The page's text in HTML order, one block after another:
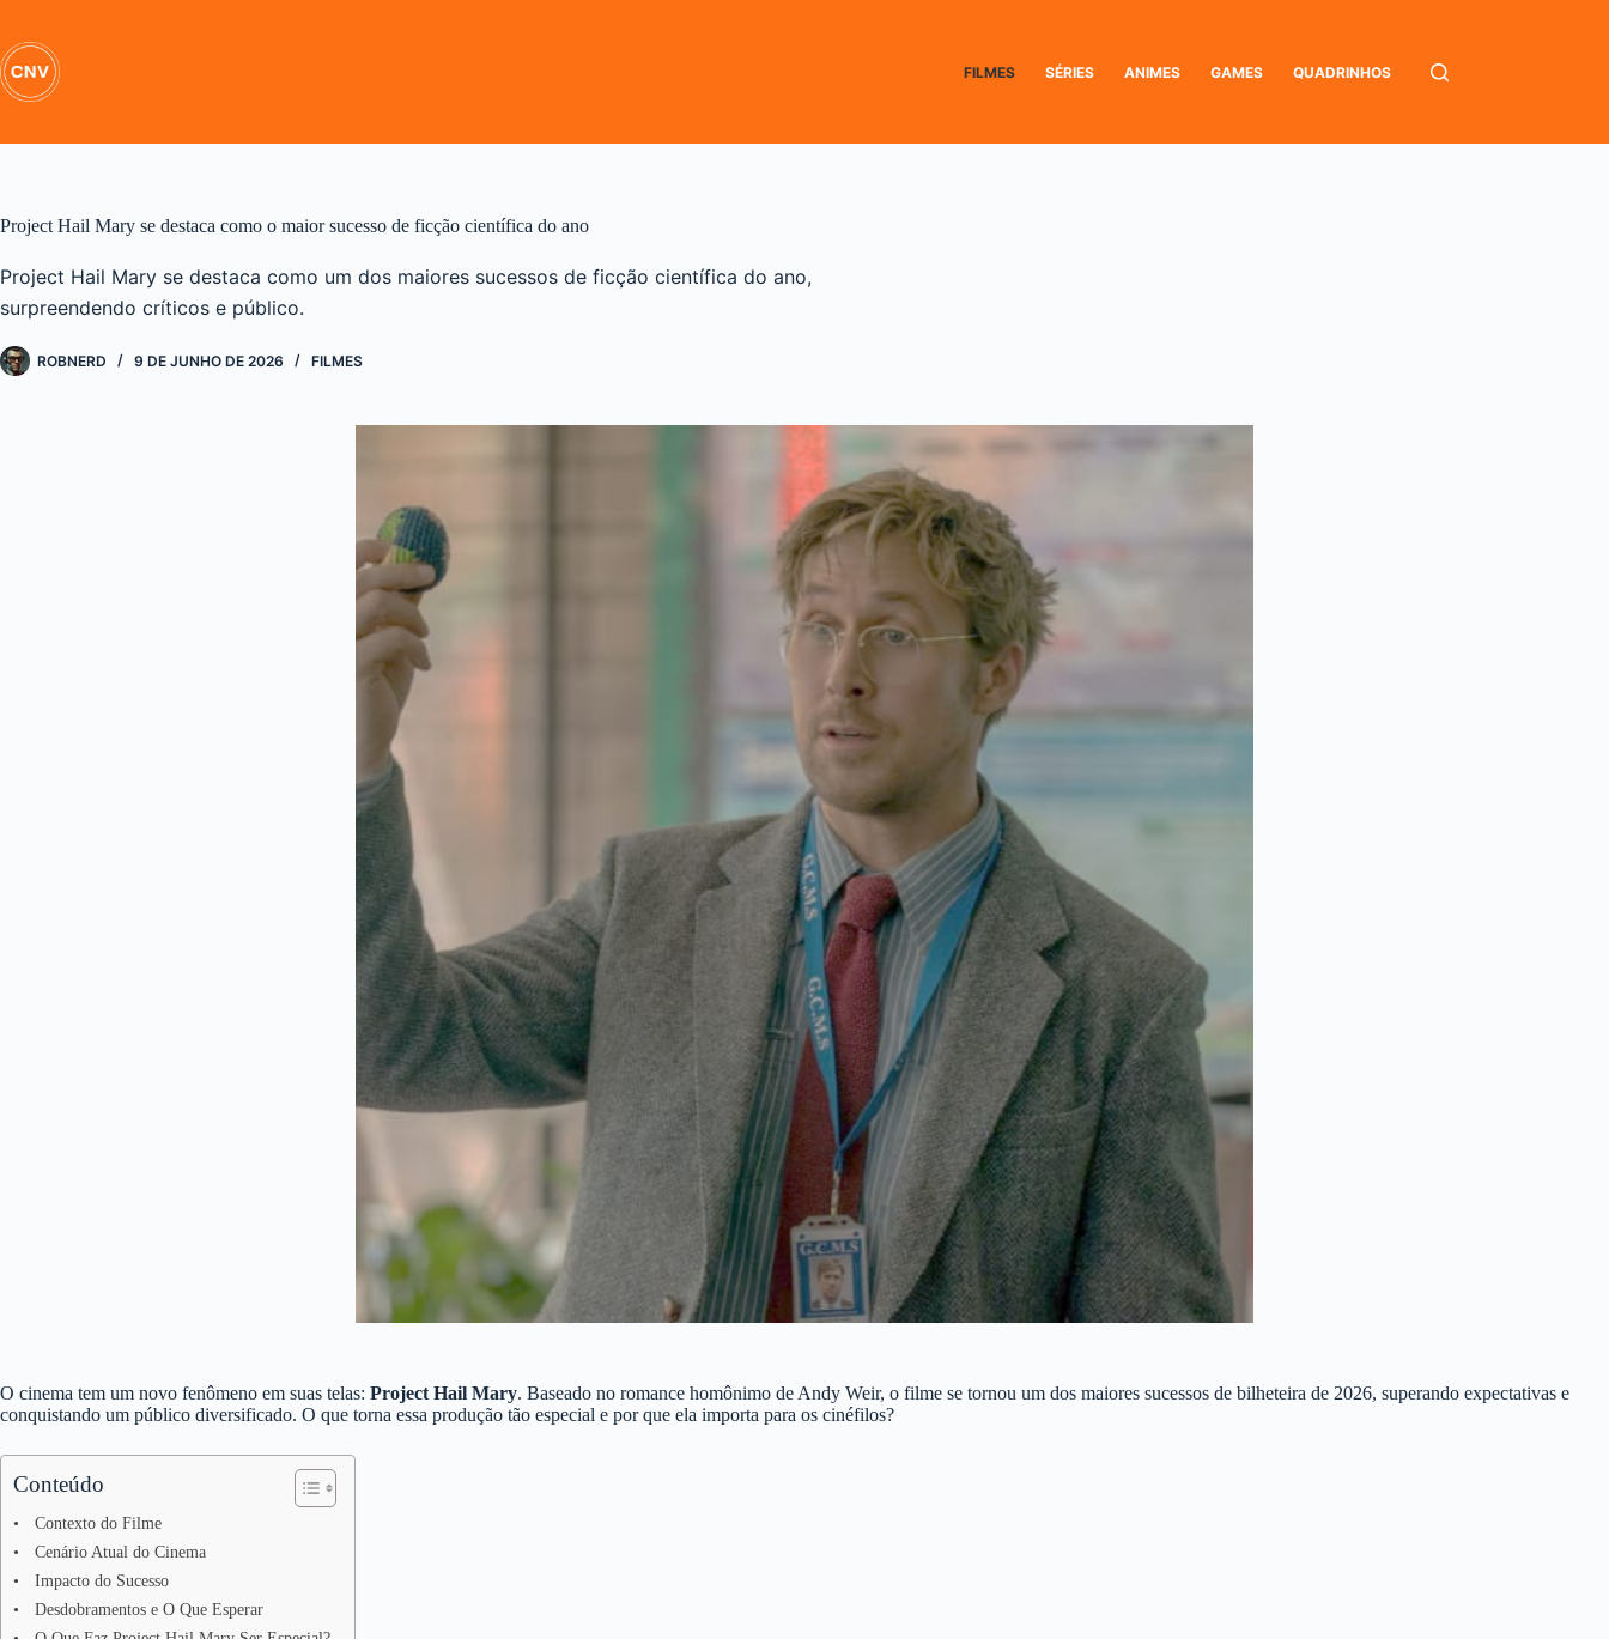
o
conteúdo
FILMES SÉRIES ANIMES GAMES QUADRINHOS
Project Hail Mary se destaca como o maior sucesso de ficção científica do ano
Project Hail Mary se destaca como um dos maiores sucessos de ficção científica do ano,
surpreendendo críticos e público.
ROBNERD 9 DE JUNHO DE 2026 FILMES
O cinema tem um novo fenômeno em suas telas: Project Hail Mary. Baseado no romance homônimo de Andy Weir, o filme se tornou um dos maiores sucessos de bilheteira de 2026, superando expectativas e
conquistando um público diversificado. O que torna essa produção tão especial e por que ela importa para os cinéfilos?
Conteúdo
Contexto do Filme
Cenário Atual do Cinema
Impacto do Sucesso
Desdobramentos e O Que Esperar